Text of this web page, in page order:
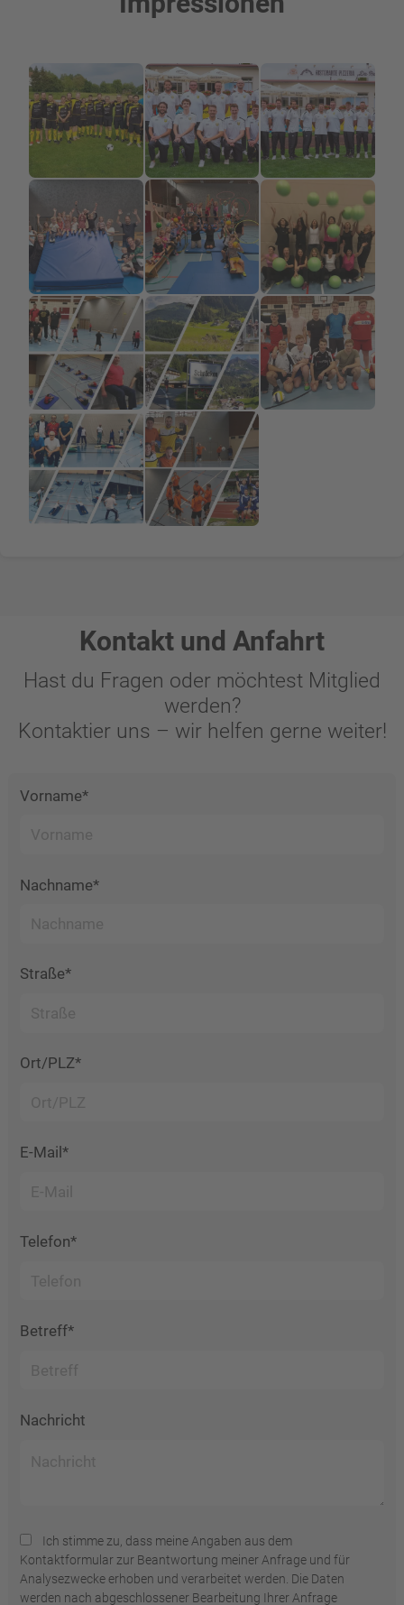
Kontakt und Anfahrt
Hast du Fragen oder möchtest Mitglied
werden?
Kontaktier uns – wir helfen gerne weiter!
Vorname*
Nachname*
Straße*
Ort/PLZ*
E-Mail*
Telefon*
Betreff*
Nachricht
Ich stimme zu, dass meine Angaben aus dem
Kontaktformular zur Beantwortung meiner Anfrage und für
Analysezwecke erhoben und verarbeitet werden. Die Daten
werden nach abgeschlossener Bearbeitung Ihrer Anfrage